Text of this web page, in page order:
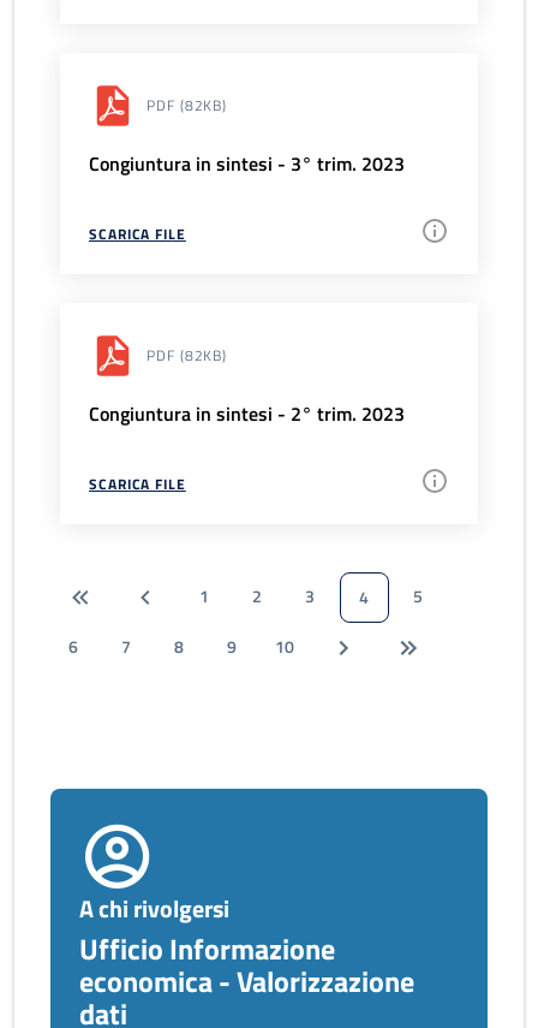
PDF (82KB)
Congiuntura in sintesi - 3° trim. 2023
SCARICA FILE
PDF (82KB)
Congiuntura in sintesi - 2° trim. 2023
SCARICA FILE
1 2 3 4
5
6
7 8 9 10
A chi rivolgersi
Ufficio Informazione
economica - Valorizzazione
dati